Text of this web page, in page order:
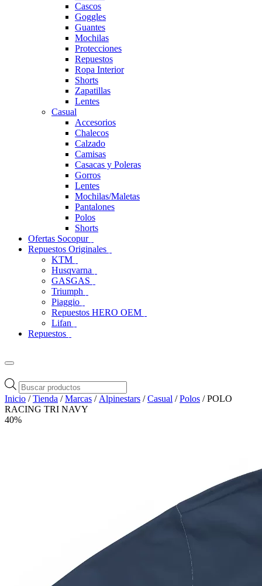
Cascos
Goggles
Guantes
Mochilas
Protecciones
Repuestos
Ropa Interior
Shorts
Zapatillas
Lentes
Casual
Accesorios
Chalecos
Calzado
Camisas
Casacas y Poleras
Gorros
Lentes
Mochilas/Maletas
Pantalones
Polos
Shorts
Ofertas Socopur
Repuestos Originales
KTM
Husqvarna
GASGAS
Triumph
Piaggio
Repuestos HERO OEM
Lifan
Repuestos
Búsqueda
de
productos
Inicio /Tienda /Marcas / Alpinestars /Casual /Polos / POLO
RACING TRI NAVY
40%